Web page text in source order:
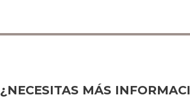
¿NECESITAS MÁS